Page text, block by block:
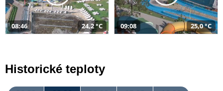
08:46 24,2 °C 09:08 25,0 °C
Historické teploty